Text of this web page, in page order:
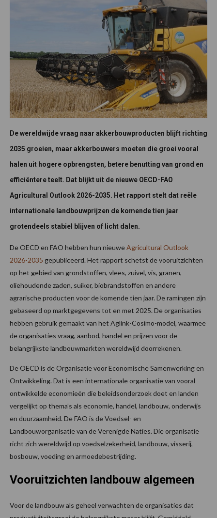
De wereldwijde vraag naar akkerbouwproducten blijft richting
2035 groeien, maar akkerbouwers moeten die groei vooral
halen uit hogere opbrengsten, betere benutting van grond en
efficiëntere teelt. Dat blijkt uit de nieuwe OECD-FAO
Agricultural Outlook 2026-2035. Het rapport stelt dat reële
internationale landbouwprijzen de komende tien jaar
grotendeels stabiel blijven of licht dalen.
De OECD en FAO hebben hun nieuweAgricultural Outlook
2026-2035 gepubliceerd. Het rapport schetst de vooruitzichten
op het gebied van grondstoffen, vlees, zuivel, vis, granen,
oliehoudende zaden, suiker, biobrandstoffen en andere
agrarische producten voor de komende tien jaar. De ramingen zijn
gebaseerd op marktgegevens tot en met 2025. De organisaties
hebben gebruik gemaakt van het Aglink-Cosimo-model, waarmee
de organisaties vraag, aanbod, handel en prijzen voor de
belangrijkste landbouwmarkten wereldwijd doorrekenen.
De OECD is de Organisatie voor Economische Samenwerking en
Ontwikkeling. Dat is een internationale organisatie van vooral
ontwikkelde economieën die beleidsonderzoek doet en landen
vergelijkt op thema’s als economie, handel, landbouw, onderwijs
en duurzaamheid. De FAO is de Voedsel- en
Landbouworganisatie van de Verenigde Naties. Die organisatie
richt zich wereldwijd op voedselzekerheid, landbouw, visserij,
bosbouw, voeding en armoedebestrijding.
Vooruitzichten landbouw algemeen
Voor de landbouw als geheel verwachten de organisaties dat